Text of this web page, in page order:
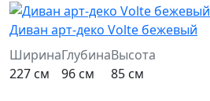
Диван арт-деко Volte бежевый
Ширина
227 см
Глубина
96 см
Высота
85 см